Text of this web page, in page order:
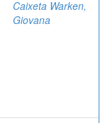
Caixeta Warken,
Giovana